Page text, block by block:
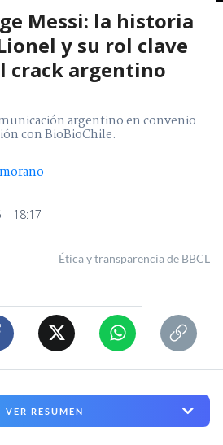
Messi: la historia
y su rol clave
crack argentino
argentino en convenio
con BioBioChile.
| 18:17
Ética y transparencia de BBCL
VER RESUMEN